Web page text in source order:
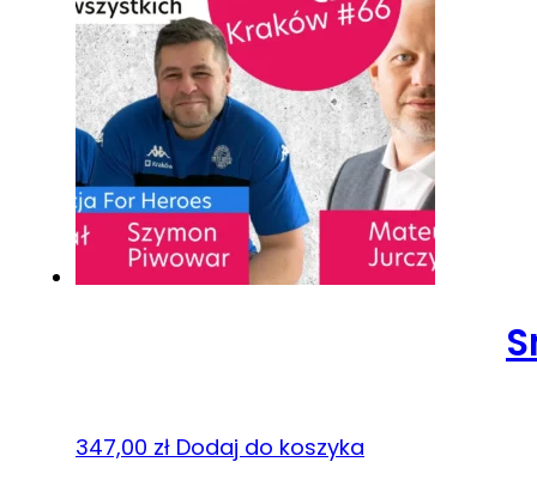
347,00 zł Dodaj do koszyka